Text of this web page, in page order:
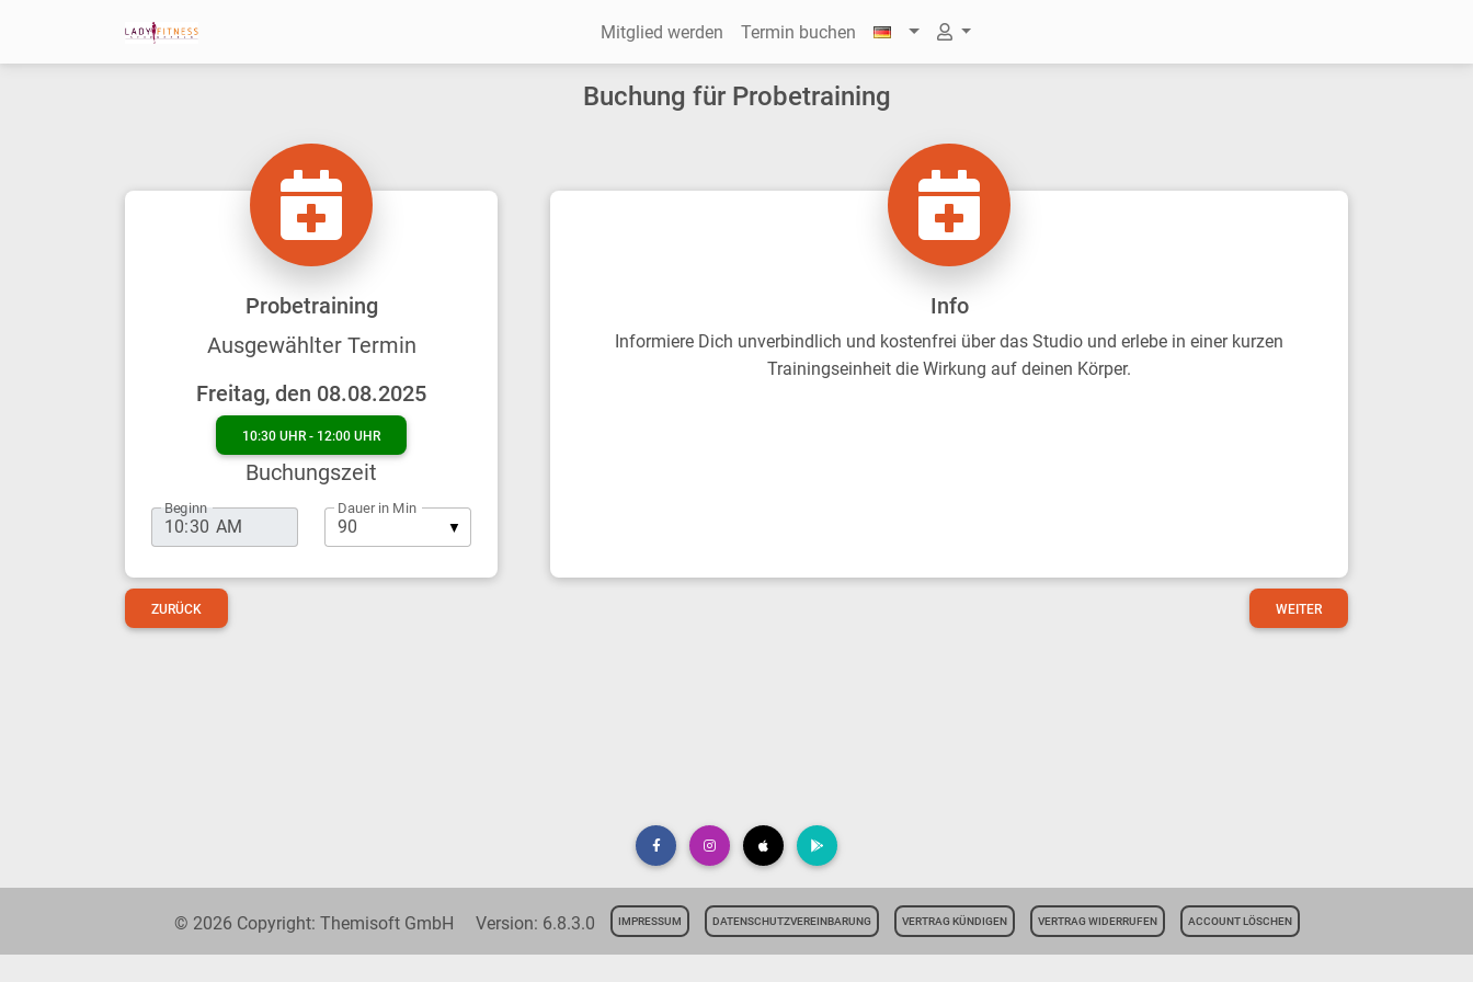
Mitglied werden Termin buchen
Buchung für Probetraining
Probetraining
Ausgewählter Termin
Freitag, den 08.08.2025
10:30 UHR - 12:00 UHR
Buchungszeit
Beginn Dauer in Min
Info
Informiere Dich unverbindlich und kostenfrei über das Studio und erlebe in einer kurzen
Trainingseinheit die Wirkung auf deinen Körper.
ZURÜCK WEITER
© 2026 Copyright: Themisoft GmbH Version: 6.8.3.0 IMPRESSUM DATENSCHUTZVEREINBARUNG VERTRAG KÜNDIGEN VERTRAG WIDERRUFEN ACCOUNT LÖSCHEN